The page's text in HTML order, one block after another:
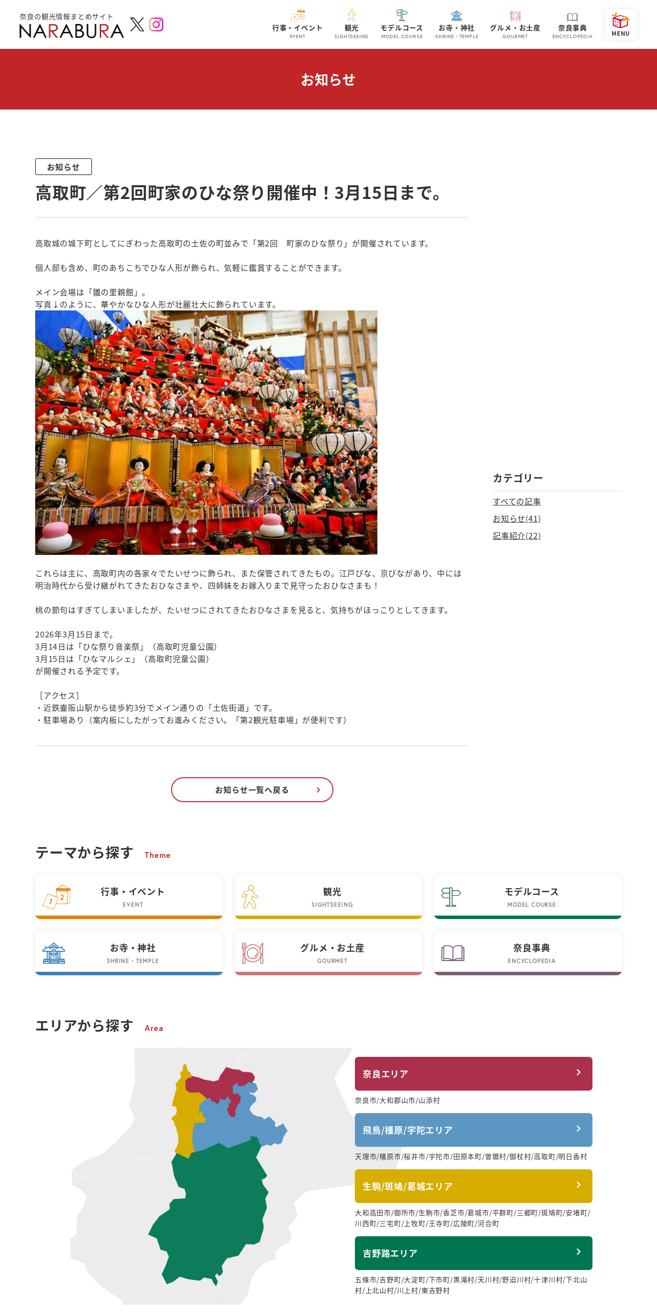
奈良の観光情報まとめサイト
行事・イベント
EVENT
観光
SIGHTSEEING
モデルコース
MODEL COURSE
お寺・神社
SHRINE・TEMPLE
グルメ・お土産
GOURMET
奈良事典
ENCYCLOPEDIA
お知らせ
お知らせ
高取町／第2回町家のひな祭り開催中！3月15日まで。
高取城の城下町としてにぎわった高取町の土佐の町並みで「第2回 町家のひな祭り」が開催されています。
個人邸も含め、町のあちこちでひな人形が飾られ、気軽に鑑賞することができます。
メイン会場は「雛の里親館」。
写真↓のように、華やかなひな人形が壮麗壮大に飾られています。
これらは主に、高取町内の各家々でたいせつに飾られ、また保管されてきたもの。江戸びな、京びながあり、中には
明治時代から受け継がれてきたおひなさまや、四姉妹をお嫁入りまで見守ったおひなさまも！
桃の節句はすぎてしまいましたが、たいせつにされてきたおひなさまを見ると、気持ちがほっこりとしてきます。
2026年3月15日まで。
3月14日は「ひな祭り音楽祭」（高取町児童公園）
3月15日は「ひなマルシェ」（高取町児童公園）
が開催される予定です。
［アクセス］
・近鉄壷阪山駅から徒歩約3分でメイン通りの「土佐街道」です。
・駐車場あり（案内板にしたがってお進みください。「第2観光駐車場」が便利です）
お知らせ一覧へ戻る
カテゴリー
すべての記事
お知らせ(41)
記事紹介(22)
テーマから探す Theme
行事・イベント
EVENT
観光
SIGHTSEEING
モデルコース
MODEL COURSE
お寺・神社
SHRINE・TEMPLE
グルメ・お土産
GOURMET
奈良事典
ENCYCLOPEDIA
エリアから探す Area
奈良エリア
奈良市/大和郡山市/山添村
飛鳥/橿原/宇陀エリア
天理市/橿原市/桜井市/宇陀市/田原本町/曽爾村/御杖村/高取町/明日香村
生駒/斑鳩/葛城エリア
大和高田市/御所市/生駒市/香芝市/葛城市/平群町/三郷町/斑鳩町/安堵町/
川西町/三宅町/上牧町/王寺町/広陵町/河合町
吉野路エリア
五條市/吉野町/大淀町/下市町/黒滝村/天川村/野迫川村/十津川村/下北山
村/上北山村/川上村/東吉野村